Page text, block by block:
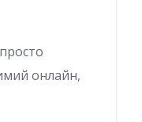
онлайн,